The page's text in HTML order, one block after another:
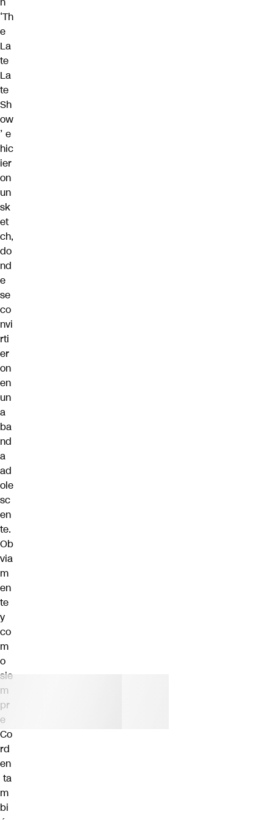
‘Th
e
La
te
La
te
Sh
ow
’ e
hic
ier
on
un
sk
et
ch,
do
nd
e
se
co
nvi
rti
er
on
en
un
a
ba
nd
a
ad
ole
sc
en
te.
Ob
via
m
en
te
y
co
m
o
sie
m
pr
e
Co
rd
en
ta
m
bi